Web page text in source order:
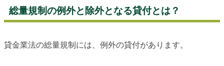
総量規制の例外と除外となる貸付とは？
貸金業法の総量規制には、例外の貸付があります。